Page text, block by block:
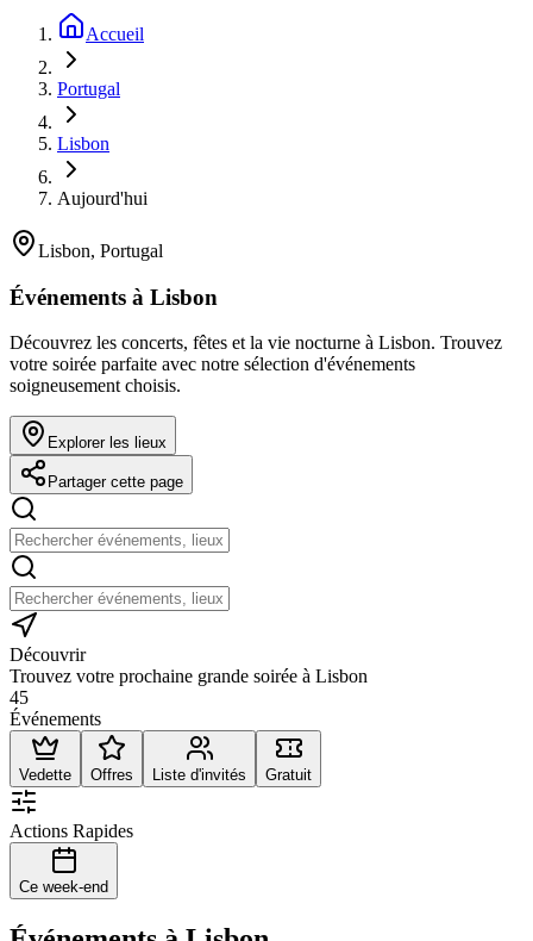
Accueil
Portugal
Lisbon
Aujourd'hui
Lisbon, Portugal
Événements à Lisbon
Découvrez les concerts, fêtes et la vie nocturne à Lisbon. Trouvez
votre soirée parfaite avec notre sélection d'événements
soigneusement choisis.
Explorer les lieux
Partager cette page
Découvrir
Trouvez votre prochaine grande soirée à Lisbon
45
Événements
Vedette Offres Liste d'invités Gratuit
Actions Rapides
Ce week-end